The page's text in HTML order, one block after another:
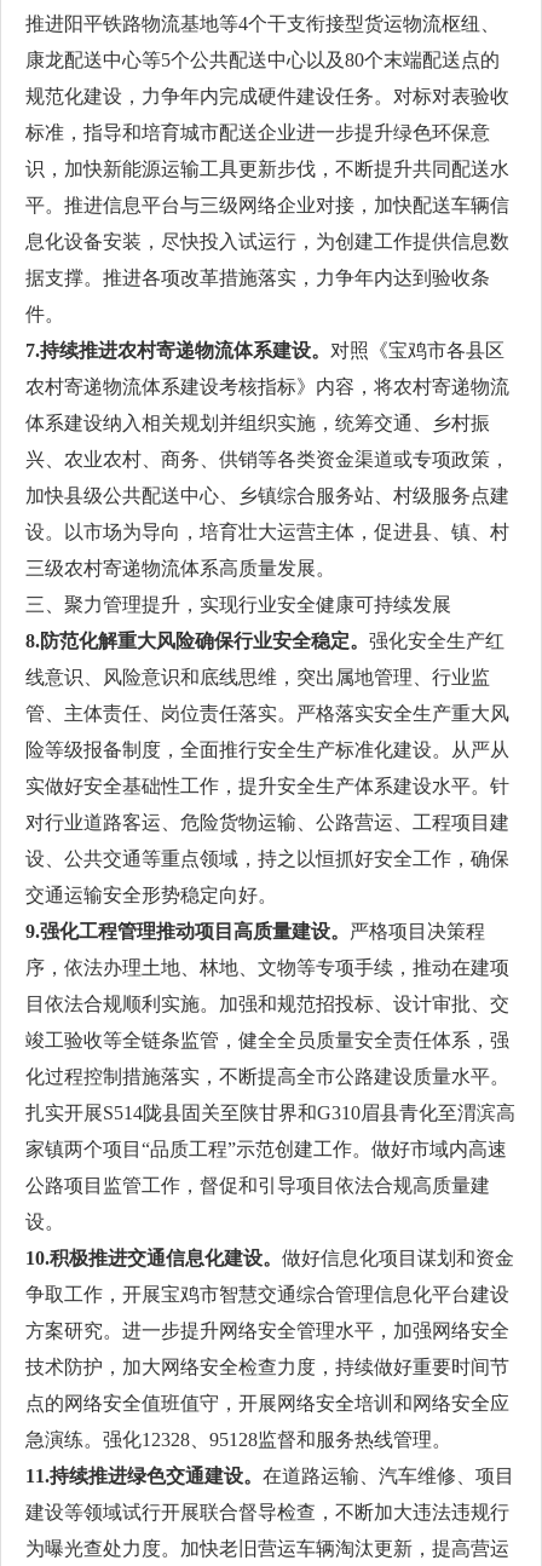
推进阳平铁路物流基地等4个干支衔接型货运物流枢纽、
康龙配送中心等5个公共配送中心以及80个末端配送点的
规范化建设，力争年内完成硬件建设任务。对标对表验收
标准，指导和培育城市配送企业进一步提升绿色环保意
识，加快新能源运输工具更新步伐，不断提升共同配送水
平。推进信息平台与三级网络企业对接，加快配送车辆信
息化设备安装，尽快投入试运行，为创建工作提供信息数
据支撑。推进各项改革措施落实，力争年内达到验收条
件。
7.持续推进农村寄递物流体系建设。 对照《宝鸡市各县区
农村寄递物流体系建设考核指标》内容，将农村寄递物流
体系建设纳入相关规划并组织实施，统筹交通、乡村振
兴、农业农村、商务、供销等各类资金渠道或专项政策，
加快县级公共配送中心、乡镇综合服务站、村级服务点建
设。以市场为导向，培育壮大运营主体，促进县、镇、村
三级农村寄递物流体系高质量发展。
三、聚力管理提升，实现行业安全健康可持续发展
8.防范化解重大风险确保行业安全稳定。 强化安全生产红
线意识、风险意识和底线思维，突出属地管理、行业监
管、主体责任、岗位责任落实。严格落实安全生产重大风
险等级报备制度，全面推行安全生产标准化建设。从严从
实做好安全基础性工作，提升安全生产体系建设水平。针
对行业道路客运、危险货物运输、公路营运、工程项目建
设、公共交通等重点领域，持之以恒抓好安全工作，确保
交通运输安全形势稳定向好。
9.强化工程管理推动项目高质量建设。 严格项目决策程
序，依法办理土地、林地、文物等专项手续，推动在建项
目依法合规顺利实施。加强和规范招投标、设计审批、交
竣工验收等全链条监管，健全全员质量安全责任体系，强
化过程控制措施落实，不断提高全市公路建设质量水平。
扎实开展S514陇县固关至陕甘界和G310眉县青化至渭滨高
家镇两个项目“品质工程”示范创建工作。做好市域内高速
公路项目监管工作，督促和引导项目依法合规高质量建
设。
10.积极推进交通信息化建设。 做好信息化项目谋划和资金
争取工作，开展宝鸡市智慧交通综合管理信息化平台建设
方案研究。进一步提升网络安全管理水平，加强网络安全
技术防护，加大网络安全检查力度，持续做好重要时间节
点的网络安全值班值守，开展网络安全培训和网络安全应
急演练。强化12328、95128监督和服务热线管理。
11.持续推进绿色交通建设。 在道路运输、汽车维修、项目
建设等领域试行开展联合督导检查，不断加大违法违规行
为曝光查处力度。加快老旧营运车辆淘汰更新，提高营运